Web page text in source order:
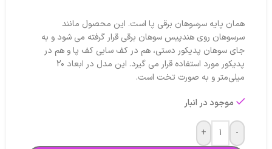
همان پایه سرسوهان برقی پا است. این محصول مانند
سرسوهان روی هندپیس سوهان برقی قرار گرفته می شود و به
جای سوهان پدیکور دستی، هم در کف سابی کف پا و هم در
پدیکور مورد استفاده قرار می گیرد. این مدل در ابعاد ۲۰
میلی‌متر و به صورت تخت است.
موجود در انبار
-
+